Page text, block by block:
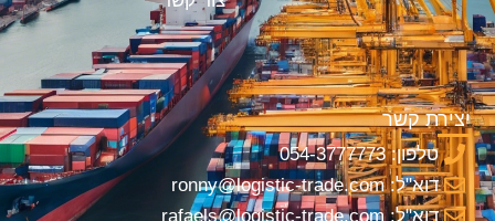
יצירת קשר
טלפון: 054-3777773
דוא"ל: ronny@logistic-trade.com
דוא"ל: rafaels@logistic-trade.com